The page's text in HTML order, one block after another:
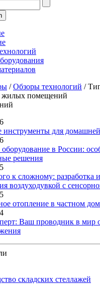
/Обзоры технологий /
жилых помещений
инструменты для домашней
в России:
решения
к сложному: разработка
воздуходувкой с
отопление в частном
Ваш проводник в мир
складских стеллажей